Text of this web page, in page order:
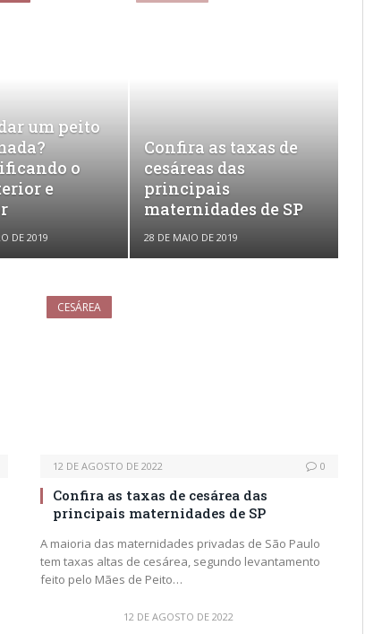
um peito
o
e
DE 2019
Confira as taxas de
cesáreas das
principais
maternidades de SP
28 DE MAIO DE 2019
CESÁREA
12 DE AGOSTO DE 2022 0
Confira as taxas de cesárea das
principais maternidades de SP
A maioria das maternidades privadas de São Paulo
tem taxas altas de cesárea, segundo levantamento
feito pelo Mães de Peito…
12 DE AGOSTO DE 2022